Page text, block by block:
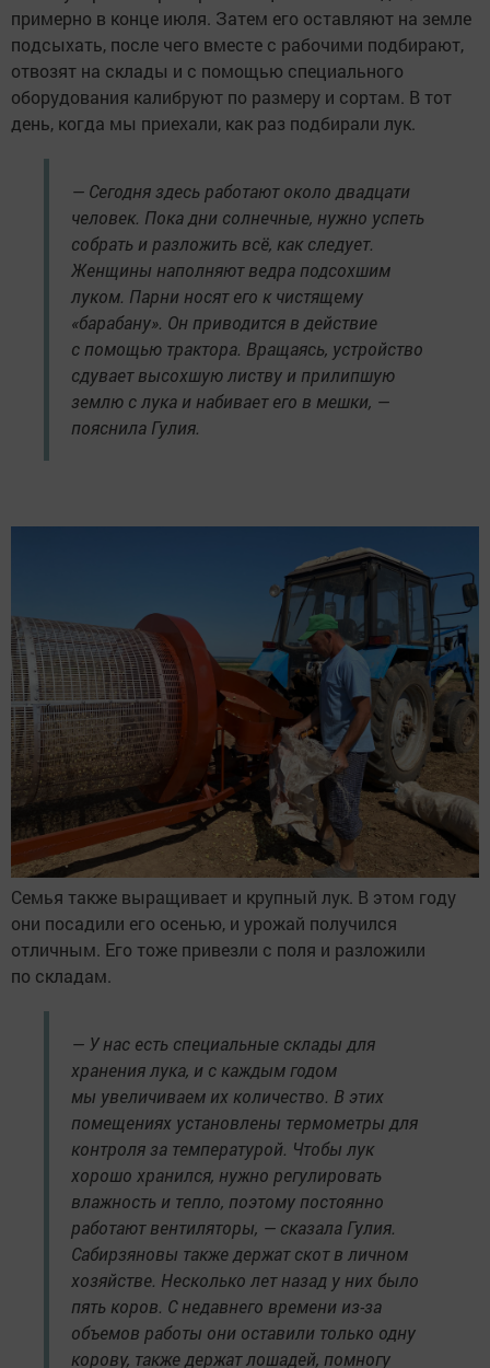
примерно в конце июля. Затем его оставляют на земле
подсыхать, после чего вместе с рабочими подбирают,
отвозят на склады и с помощью специального
оборудования калибруют по размеру и сортам. В тот
день, когда мы приехали, как раз подбирали лук.
— Сегодня здесь работают около двадцати
человек. Пока дни солнечные, нужно успеть
собрать и разложить всё, как следует.
Женщины наполняют ведра подсохшим
луком. Парни носят его к чистящему
«барабану». Он приводится в действие
с помощью трактора. Вращаясь, устройство
сдувает высохшую листву и прилипшую
землю с лука и набивает его в мешки, —
пояснила Гулия.
Семья также выращивает и крупный лук. В этом году
они посадили его осенью, и урожай получился
отличным. Его тоже привезли с поля и разложили
по складам.
— У нас есть специальные склады для
хранения лука, и с каждым годом
мы увеличиваем их количество. В этих
помещениях установлены термометры для
контроля за температурой. Чтобы лук
хорошо хранился, нужно регулировать
влажность и тепло, поэтому постоянно
работают вентиляторы, — сказала Гулия.
Сабирзяновы также держат скот в личном
хозяйстве. Несколько лет назад у них было
пять коров. С недавнего времени из-за
объемов работы они оставили только одну
корову, также держат лошадей, помногу